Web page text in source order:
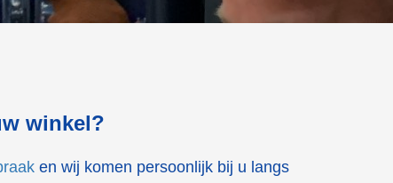
winkel?
en wij komen persoonlijk bij u langs